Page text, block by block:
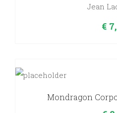
Jean
€
Mondragon